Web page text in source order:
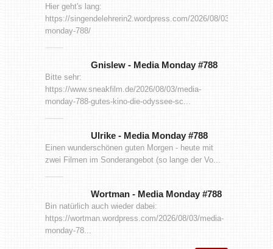
Hier geht's lang:
https://singendelehrerin2.wordpress.com/2026/08/03/media-
monday-788/
Gnislew - Media Monday #788
Bitte sehr:
https://www.sneakfilm.de/2026/08/03/media-
monday-788-gutes-kino-die-odyssee-sc...
Ulrike - Media Monday #788
Einen wunderschönen guten Morgen - heute mit
zwei Filmen im Sonderangebot (so lange der Vo...
Wortman - Media Monday #788
Bin natürlich auch wieder dabei:
https://wortman.wordpress.com/2026/08/03/media-
monday-78...